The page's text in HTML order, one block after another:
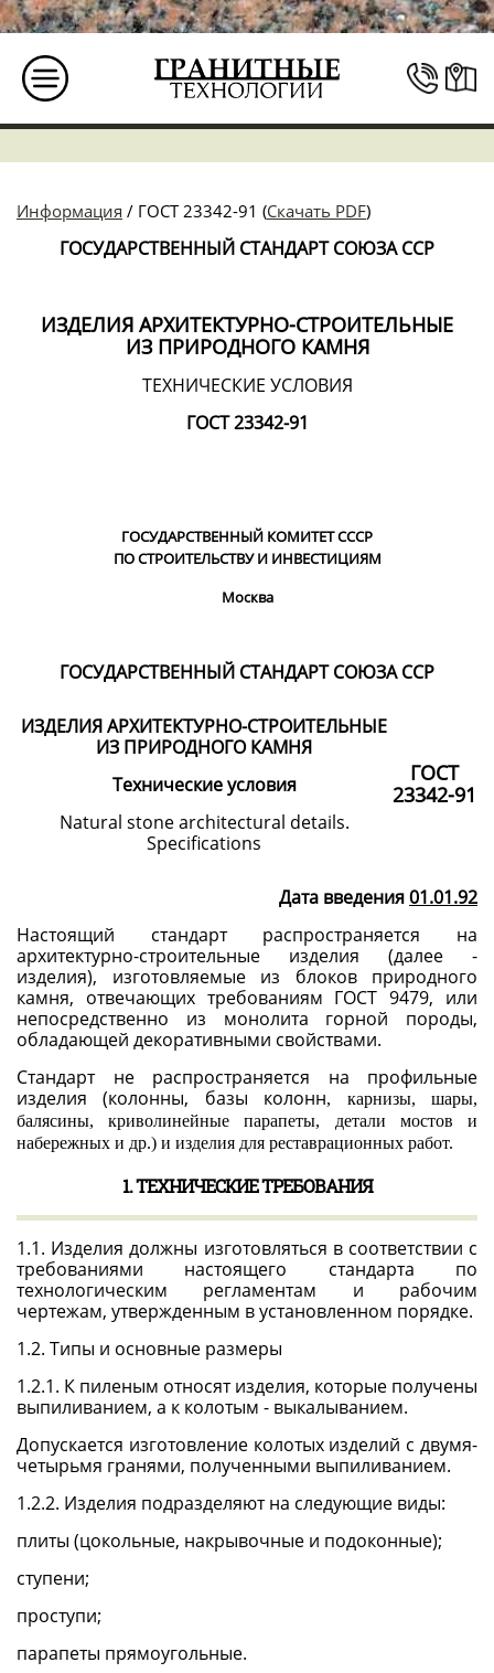
Информация / ГОСТ 23342-91 (Скачать PDF)
ГОСУДАРСТВЕННЫЙ СТАНДАРТ СОЮЗА ССР
ИЗДЕЛИЯ АРХИТЕКТУРНО-СТРОИТЕЛЬНЫЕ
ИЗ ПРИРОДНОГО КАМНЯ
ТЕХНИЧЕСКИЕ УСЛОВИЯ
ГОСТ 23342-91
ГОСУДАРСТВЕННЫЙ КОМИТЕТ СССР
ПО СТРОИТЕЛЬСТВУ И ИНВЕСТИЦИЯМ
Москва
ГОСУДАРСТВЕННЫЙ СТАНДАРТ СОЮЗА ССР
ИЗДЕЛИЯ АРХИТЕКТУРНО-СТРОИТЕЛЬНЫЕ
ИЗ ПРИРОДНОГО КАМНЯ
Технические условия
Natural stone architectural details.
Specifications
ГОСТ
23342-91
Дата введения01.01.92
Настоящий стандарт распространяется на
архитектурно-строительные изделия (далее -
изделия), изготовляемые из блоков природного
камня, отвечающих требованиям ГОСТ 9479, или
непосредственно из монолита горной породы,
обладающей декоративными свойствами.
Стандарт не распространяется на профильные
изделия (колонны, базы колонн, карнизы, шары,
балясины, криволинейные парапеты, детали мостов и
набережных и др.) и изделия для реставрационных работ.
1. ТЕХНИЧЕСКИЕ ТРЕБОВАНИЯ
1.1. Изделия должны изготовляться в соответствии с
требованиями настоящего стандарта по
технологическим регламентам и рабочим
чертежам, утвержденным в установленном порядке.
1.2. Типы и основные размеры
1.2.1. К пиленым относят изделия, которые получены
выпиливанием, а к колотым - выкалыванием.
Допускается изготовление колотых изделий с двумя-
четырьмя гранями, полученными выпиливанием.
1.2.2. Изделия подразделяют на следующие виды:
плиты (цокольные, накрывочные и подоконные);
ступени;
проступи;
парапеты прямоугольные.